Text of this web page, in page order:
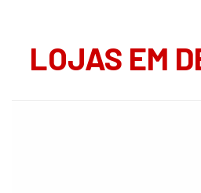
LOJAS EM